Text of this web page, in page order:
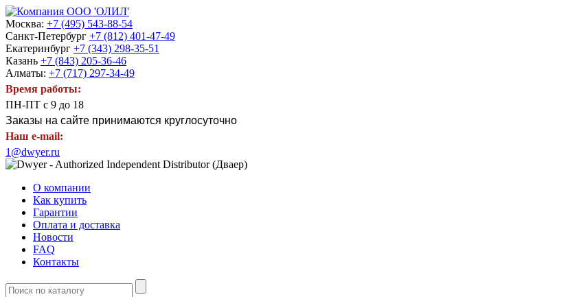
Москва: +7 (495) 543-88-54
Санкт-Петербург +7 (812) 401-47-49
Екатеринбург +7 (343) 298-35-51
Казань +7 (843) 205-36-46
Алматы: +7 (717) 297-34-49
Время работы:
ПН-ПТ с 9 до 18
Заказы на сайте принимаются круглосуточно
Наш e-mail:
1@dwyer.ru
О компании
Как купить
Гарантии
Оплата и доставка
Новости
FAQ
Контакты